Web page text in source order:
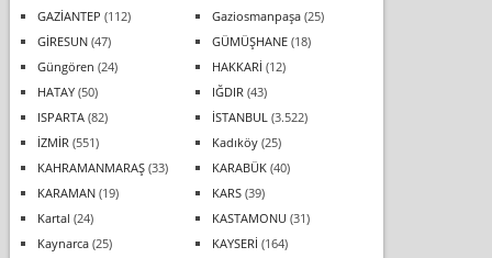
GAZİANTEP (112) Gaziosmanpaşa(25)
GİRESUN(47) GÜMÜŞHANE(18)
Güngören (24) HAKKARİ (12)
HATAY(50) IĞDIR (43)
ISPARTA(82) İSTANBUL (3.522)
İZMİR (551) Kadıköy(25)
KAHRAMANMARAŞ(33) KARABÜK(40)
KARAMAN(19) KARS(39)
Kartal (24) KASTAMONU (31)
Kaynarca(25) KAYSERİ (164)